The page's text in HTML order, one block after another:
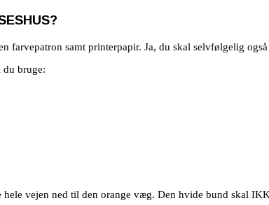
farvepatron samt printerpapir. Ja, du skal selvfølgelig
du bruge:
vejen ned til den orange væg. Den hvide bund skal